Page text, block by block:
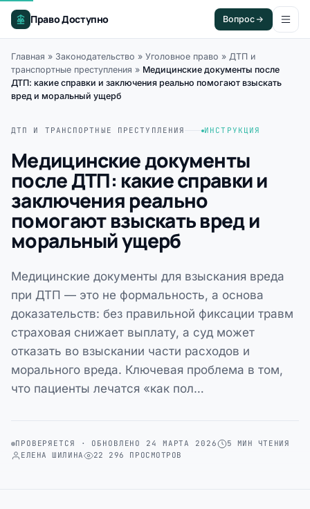
Право Доступно Вопрос
Главная » Законодательство » Уголовное право » ДТП и
транспортные преступления » Медицинские документы после
ДТП: какие справки и заключения реально помогают взыскать
вред и моральный ущерб
ДТП И ТРАНСПОРТНЫЕ ПРЕСТУПЛЕНИЯ ИНСТРУКЦИЯ
Медицинские документы
после ДТП: какие справки и
заключения реально
помогают взыскать вред и
моральный ущерб
Медицинские документы для взыскания вреда
при ДТП — это не формальность, а основа
доказательств: без правильной фиксации травм
страховая снижает выплату, а суд может
отказать во взыскании части расходов и
морального вреда. Ключевая проблема в том,
что пациенты лечатся «как пол…
ПРОВЕРЯЕТСЯ · ОБНОВЛЕНО 24 МАРТА 2026
5 МИН ЧТЕНИЯ
ЕЛЕНА ШИЛИНА
22 296 ПРОСМОТРОВ